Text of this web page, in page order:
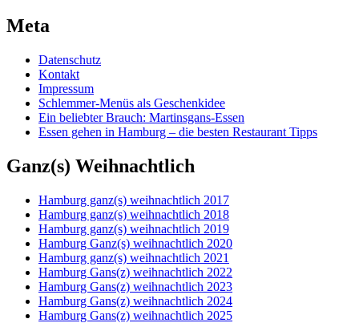
Meta
Datenschutz
Kontakt
Impressum
Schlemmer-Menüs als Geschenkidee
Ein beliebter Brauch: Martinsgans-Essen
Essen gehen in Hamburg – die besten Restaurant Tipps
Ganz(s) Weihnachtlich
Hamburg ganz(s) weihnachtlich 2017
Hamburg ganz(s) weihnachtlich 2018
Hamburg ganz(s) weihnachtlich 2019
Hamburg Ganz(s) weihnachtlich 2020
Hamburg ganz(s) weihnachtlich 2021
Hamburg Gans(z) weihnachtlich 2022
Hamburg Gans(z) weihnachtlich 2023
Hamburg Gans(z) weihnachtlich 2024
Hamburg Gans(z) weihnachtlich 2025